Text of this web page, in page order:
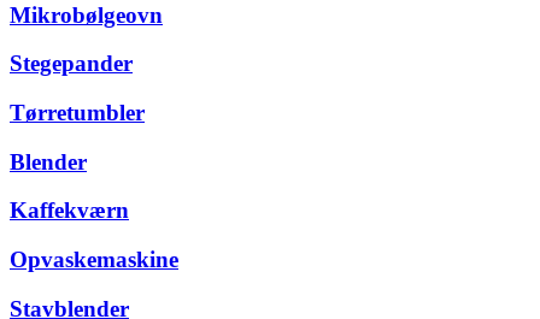
Mikrobølgeovn
Stegepander
Tørretumbler
Blender
Kaffekværn
Opvaskemaskine
Stavblender